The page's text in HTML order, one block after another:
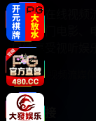
专业的在线视频
艺、热门电影、
尽情享受视听娱
© 2025 视频流媒体
快速链接